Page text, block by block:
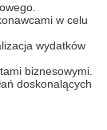
w celu
wydatków
biznesowymi.
doskonalących